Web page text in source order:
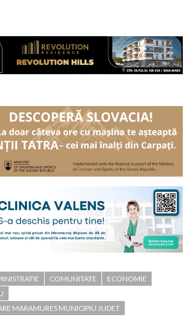
COMUNITATE
ECONOMIE
MARAMURES MUNICIPIU JUDET